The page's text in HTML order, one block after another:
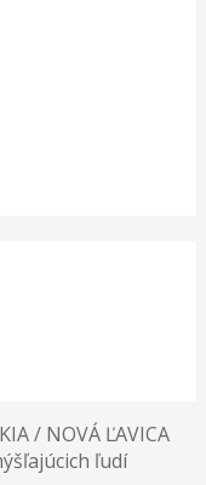
/ NOVÁ ĽAVICA
ľudí